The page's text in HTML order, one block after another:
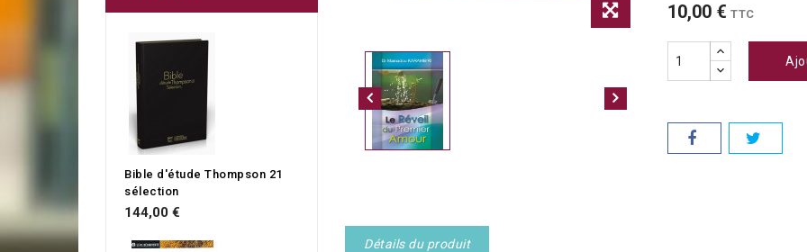
10,00 € TTC
Détails du produit
Bible d'étude Thompson 21
sélection
144,00 €